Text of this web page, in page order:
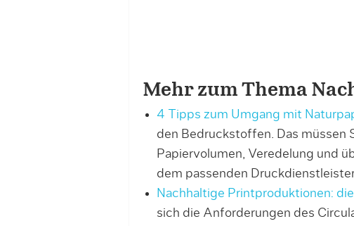
Mehr zum Thema
4 Tipps zum Umgang mit
den Bedruckstoffen. Das müssen
Papiervolumen, Veredelung und
dem passenden
Nachhaltige Printproduktionen:
sich die Anforderungen des